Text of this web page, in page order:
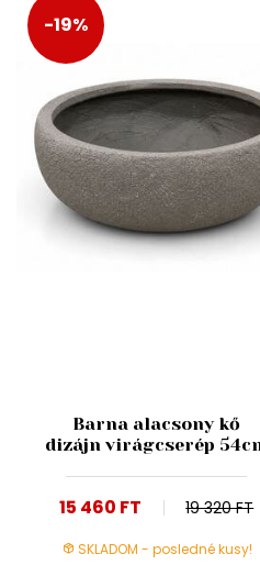
-19%
Barna alacsony kő
dizájn virágcserép
15 460 FT 19 320 FT
SKLADOM - posledné kusy!